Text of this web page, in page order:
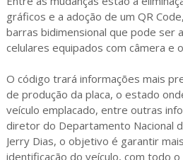
gráficos e a adoção de um QR
barras bidimensional que pode ser
celulares equipados com câmera e
O código trará informações mais
de produção da placa, o estado
veículo emplacado, entre outras
diretor do Departamento Nacional
Jerry Dias, o objetivo é garantir
identificação do veículo, com todo